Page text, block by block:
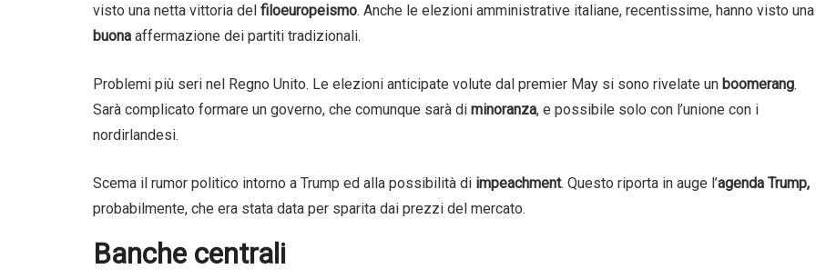
visto una netta vittoria del filoeuropeismo. Anche le elezioni amministrative italiane, recentissime, hanno visto una
buona affermazione dei partiti tradizionali.
Problemi più seri nel Regno Unito. Le elezioni anticipate volute dal premier May si sono rivelate un boomerang.
Sarà complicato formare un governo, che comunque sarà di minoranza, e possibile solo con l’unione con i
nordirlandesi.
Scema il rumor politico intorno a Trump ed alla possibilità di impeachment. Questo riporta in auge l’agenda Trump,
probabilmente, che era stata data per sparita dai prezzi del mercato.
Banche centrali